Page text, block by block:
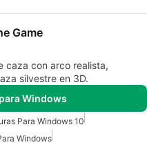
Game
caza con arco realista,
silvestre en 3D.
Windows
Para Windows 10
Windows